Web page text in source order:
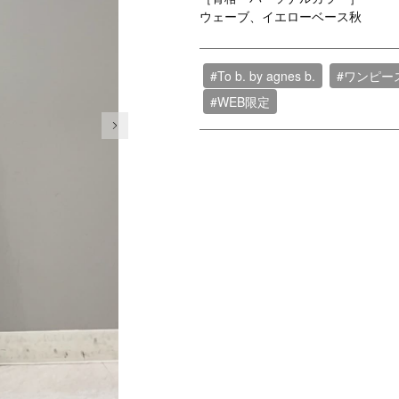
ウェーブ、イエローベース秋
#To b. by agnes b. #ワンピー
#WEB限定